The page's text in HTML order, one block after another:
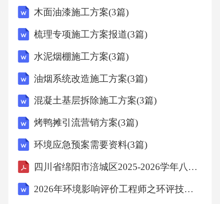
A.Fromabookshop.B.Fromastore.C.Fromtheschooll
ibrary.
()12.Howdidthespeakergohome?
A.Bysubway.B.Bybus.C.Bybike.
)13.Whatwasthegirldoing?
hothers.
木面油漆施工方案(3篇)
梳理专项施工方案报道(3篇)
水泥烟棚施工方案(3篇)
油烟系统改造施工方案(3篇)
混凝土基层拆除施工方案(3篇)
烤鸭摊引流营销方案(3篇)
环境应急预案需要资料(3篇)
四川省绵阳市涪城区2025-2026学年八年级上学期1月期末物理试题
2026年环境影响评价工程师之环评技术导则与标准题库高频难、易错点模拟试题及参考答案详解（培优B卷）